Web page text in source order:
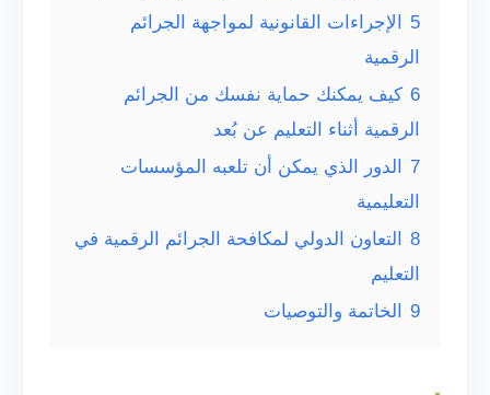
5
الإجراءات القانونية لمواجهة الجرائم
الرقمية
6 كيف يمكنك حماية نفسك من الجرائم
الرقمية أثناء التعليم عن بُعد
7
الدور الذي يمكن أن تلعبه المؤسسات
التعليمية
8
التعاون الدولي لمكافحة الجرائم الرقمية في
التعليم
9
الخاتمة والتوصيات